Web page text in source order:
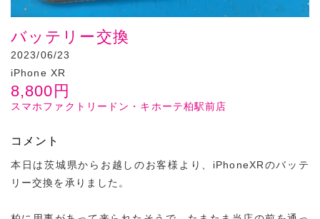
バッテリー交換
2023/06/23
iPhone XR
8,800 円
スマホファクトリードン・キホーテ柏駅前店
コメント
本日は茨城県からお越しのお客様より、iPhoneXRのバッテ
リー交換を承りました。